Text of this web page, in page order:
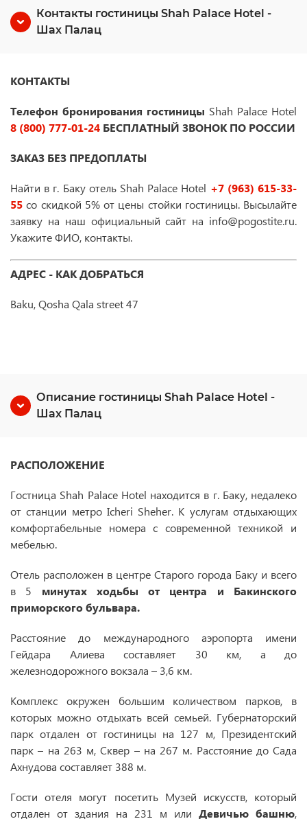
Контакты гостиницы Shah Palace Hotel -
Шах Палац
КОНТАКТЫ
Телефон бронирования гостиницы Shah Palace Hotel
8 (800) 777-01-24 БЕСПЛАТНЫЙ ЗВОНОК ПО РОССИИ
ЗАКАЗ БЕЗ ПРЕДОПЛАТЫ
Найти в г. Баку отель Shah Palace Hotel +7 (963) 615-33-
55 со скидкой 5% от цены стойки гостиницы. Высылайте
заявку на наш официальный сайт на info@pogostite.ru.
Укажите ФИО, контакты.
АДРЕС - КАК ДОБРАТЬСЯ
Baku, Qosha Qala street 47
Описание гостиницы Shah Palace Hotel -
Шах Палац
РАСПОЛОЖЕНИЕ
Гостница Shah Palace Hotel находится в г. Баку, недалеко
от станции метро Icheri Sheher. К услугам отдыхающих
комфортабельные номера с современной техникой и
мебелью.
Отель расположен в центре Старого города Баку и всего
в 5 минутах ходьбы от центра и Бакинского
приморского бульвара.
Расстояние до международного аэропорта имени
Гейдара Алиева составляет 30 км, а до
железнодорожного вокзала – 3,6 км.
Комплекс окружен большим количеством парков, в
которых можно отдыхать всей семьей. Губернаторский
парк отдален от гостиницы на 127 м, Президентский
парк – на 263 м, Сквер – на 267 м. Расстояние до Сада
Ахнудова составляет 388 м.
Гости отеля могут посетить Музей искусств, который
отдален от здания на 231 м или Девичью башню,